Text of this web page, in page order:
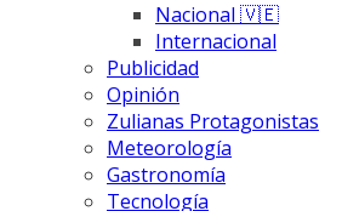
Nacional 🇻🇪
Internacional
Publicidad
Opinión
Zulianas Protagonistas
Meteorología
Gastronomía
Tecnología